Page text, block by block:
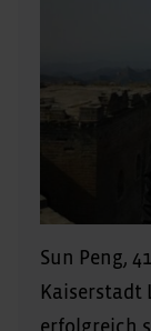
Sun Peng,
Kaiserstadt